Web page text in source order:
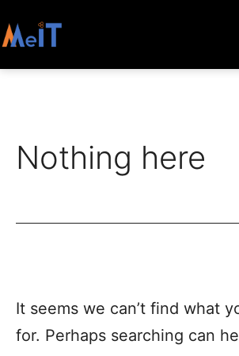
to
content
Nothing here
It seems we can’t find what
for. Perhaps searching can